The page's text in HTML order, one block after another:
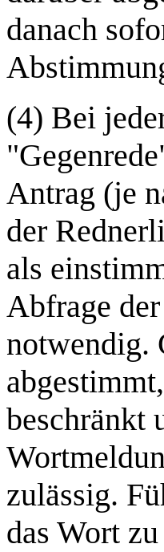
danach
(4) Bei
Antrag (je
der
als
Abfrage
notwendig.
beschränkt
zulässig.
das Wort